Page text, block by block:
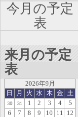
今月の予定
表
来月の予定
表
2026年9月
日
月 火 水 木 金 土
30 31 1 2 3 4
5
6
7 8 9 10 11
12